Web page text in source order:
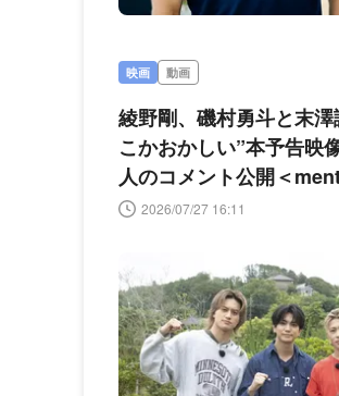
映画 動画
綾野剛、磯村勇斗と末
こかおかしい”本予告映
人のコメント公開＜
2026/07/27 16:11